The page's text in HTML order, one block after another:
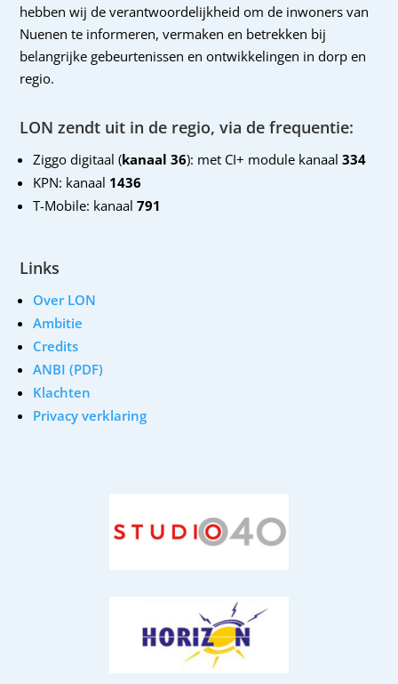
hebben wij de verantwoordelijkheid om de inwoners van
Nuenen te informeren, vermaken en betrekken bij
belangrijke gebeurtenissen en ontwikkelingen in dorp en
regio.
LON zendt uit in de regio, via de frequentie:
Ziggo digitaal (kanaal 36): met CI+ module kanaal 334
KPN: kanaal 1436
T-Mobile: kanaal791
Links
Over LON
Ambitie
Credits
ANBI (PDF)
Klachten
Privacy verklaring